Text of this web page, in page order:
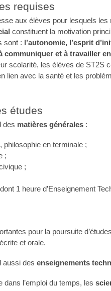
requises
aux élèves pour lesquels les
constituent la motivation
sont : l’autonomie, l’esprit
communiquer et à travailler
scolarité, les élèves de ST2S
lien avec la santé et les
études
des matières générales:
philosophie en terminale ;
;
;
1 heure d’Enseignement
pour la poursuite
et orale.
aussi des enseignements
dans l’emploi du temps, les